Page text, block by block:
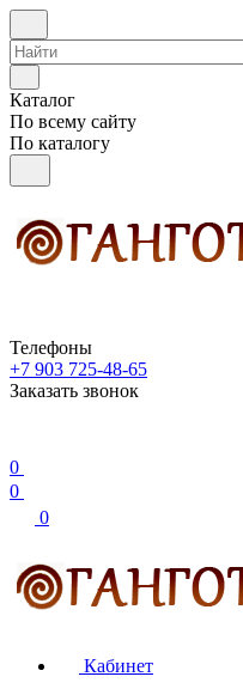
Каталог
По всему сайту
По каталогу
Телефоны
+7 903 725-48-65
Заказать звонок
0
0
0
Кабинет